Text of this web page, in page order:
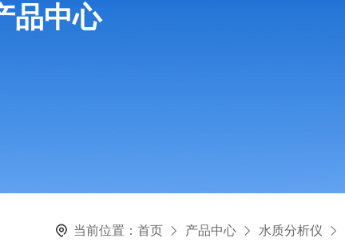
品中心
当前位置：首页 产品中心 水质分析仪